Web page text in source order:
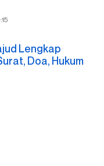
Lengkap
Doa, Hukum